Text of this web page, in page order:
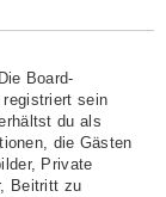
Board-
sein
du als
die Gästen
Private
Beitritt zu